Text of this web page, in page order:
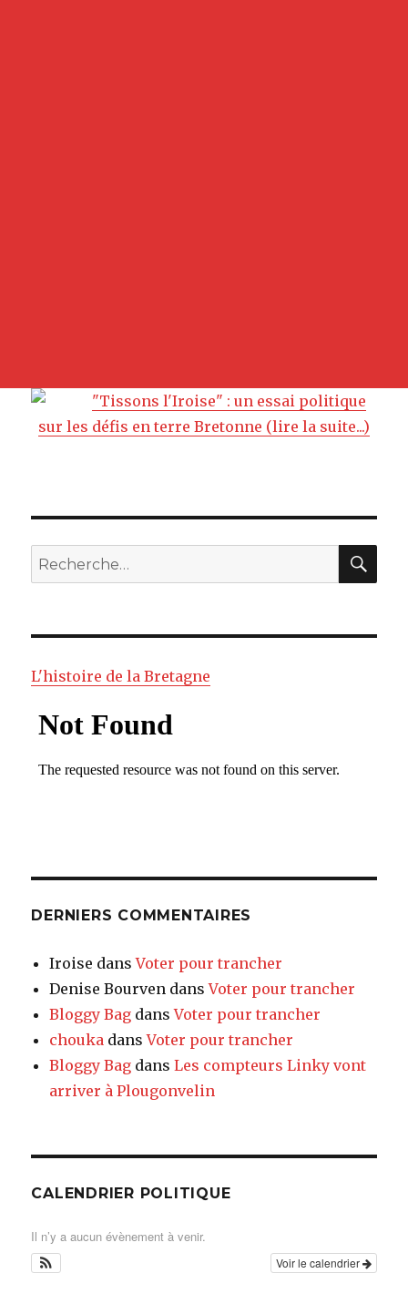
"Tissons l'Iroise" : un essai politique
sur les défis en terre Bretonne (lire la suite...)
Recherche
pour
L'histoire de la Bretagne
DERNIERS COMMENTAIRES
Iroise dansVoter pour trancher
Denise Bourven dansVoter pour trancher
Bloggy Bag dansVoter pour trancher
chouka dansVoter pour trancher
Bloggy Bag dansLes compteurs Linky vont
arriver à Plougonvelin
CALENDRIER POLITIQUE
Il n’y a aucun évènement à venir.
Voir le calendrier